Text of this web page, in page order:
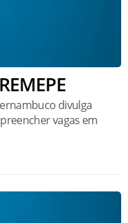
divulga
vagas em